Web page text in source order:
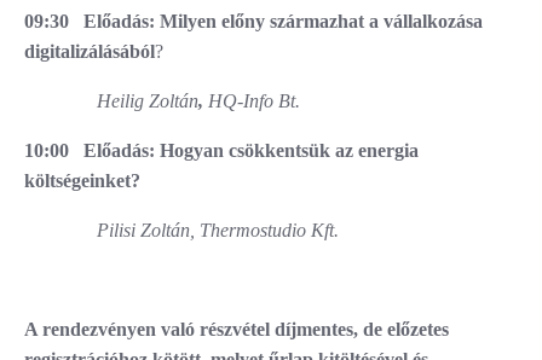
09:30 Előadás: Milyen előny származhat a vállalkozása
digitalizálásából?
Heilig Zoltán, HQ-Info Bt.
10:00 Előadás: Hogyan csökkentsük az energia
költségeinket?
Pilisi Zoltán, Thermostudio Kft.
A rendezvényen való részvétel díjmentes, de előzetes